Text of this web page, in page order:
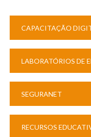
CAPACITAÇÃO
LABORATÓRIOS DE
SEGURANET
RECURSOS